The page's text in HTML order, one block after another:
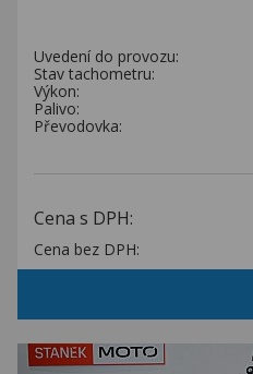
Uvedení do provozu:
Stav tachometru:
Výkon:
Palivo:
Převodovka:
Cena s DPH:
Cena bez DPH: